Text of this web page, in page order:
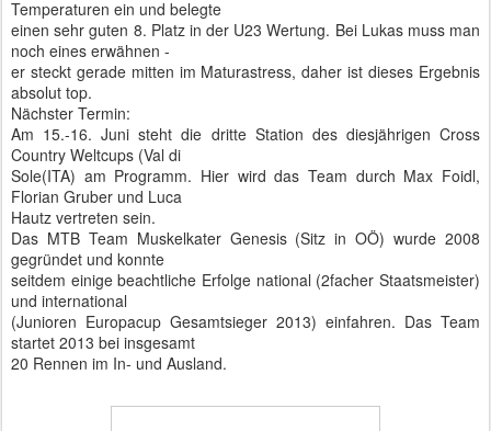
Temperaturen ein und belegte
einen sehr guten 8. Platz in der U23 Wertung. Bei Lukas muss man
noch eines erwähnen -
er steckt gerade mitten im Maturastress, daher ist dieses Ergebnis
absolut top.
Nächster Termin:
Am 15.-16. Juni steht die dritte Station des diesjährigen Cross
Country Weltcups (Val di
Sole(ITA) am Programm. Hier wird das Team durch Max Foidl,
Florian Gruber und Luca
Hautz vertreten sein.
Das MTB Team Muskelkater Genesis (Sitz in OÖ) wurde 2008
gegründet und konnte
seitdem einige beachtliche Erfolge national (2facher Staatsmeister)
und international
(Junioren Europacup Gesamtsieger 2013) einfahren. Das Team
startet 2013 bei insgesamt
20 Rennen im In- und Ausland.